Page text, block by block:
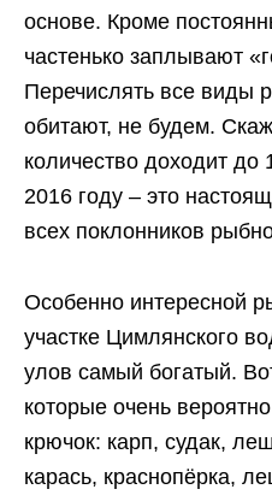
основе. Кроме
частенько заплывают
Перечислять все виды
обитают, не будем.
количество доходит
2016 году – это
всех поклонников
Особенно интересной
участке Цимлянского
улов самый богатый.
которые очень
крючок: карп, судак,
карась, краснопёрка,